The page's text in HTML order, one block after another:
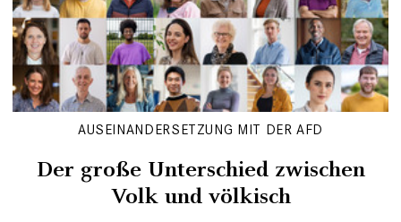
AUSEINANDERSETZUNG MIT DER AFD
Der große Unterschied zwischen
Volk und völkisch